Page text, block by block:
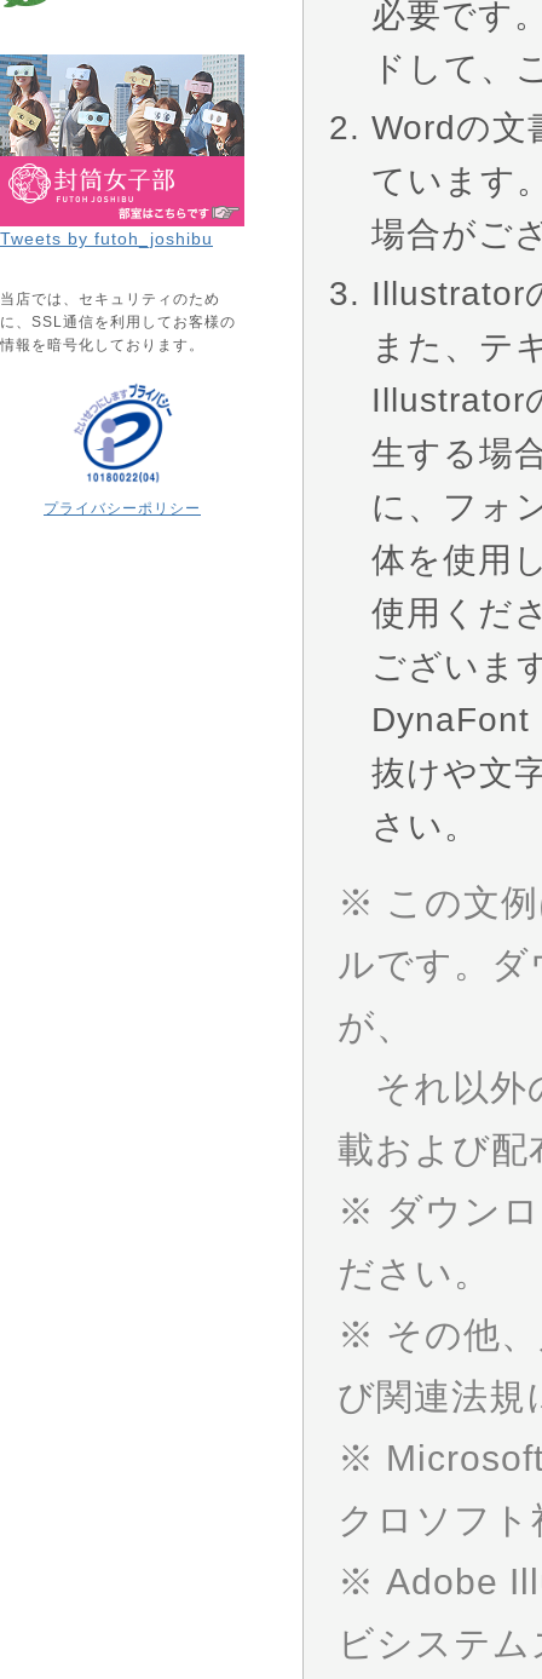
Tweets by futoh_joshibu
当店では、セキュリティのため
に、SSL通信を利用してお客様の
情報を暗号化しております。
プライバシーポリシー
必要です
ドして、
Wordの文
ています
場合がご
Illustrator
また、テ
Illustrator
生する場
に、フォ
体を使用
使用くだ
ございま
DynaFont
抜けや文
さい。
※ この文例
ルです。
が、
それ以外
載および配
※ ダウンロ
ださい。
※ その他、
び関連法規
※
クロソフ
※ Adobe
ビシステ